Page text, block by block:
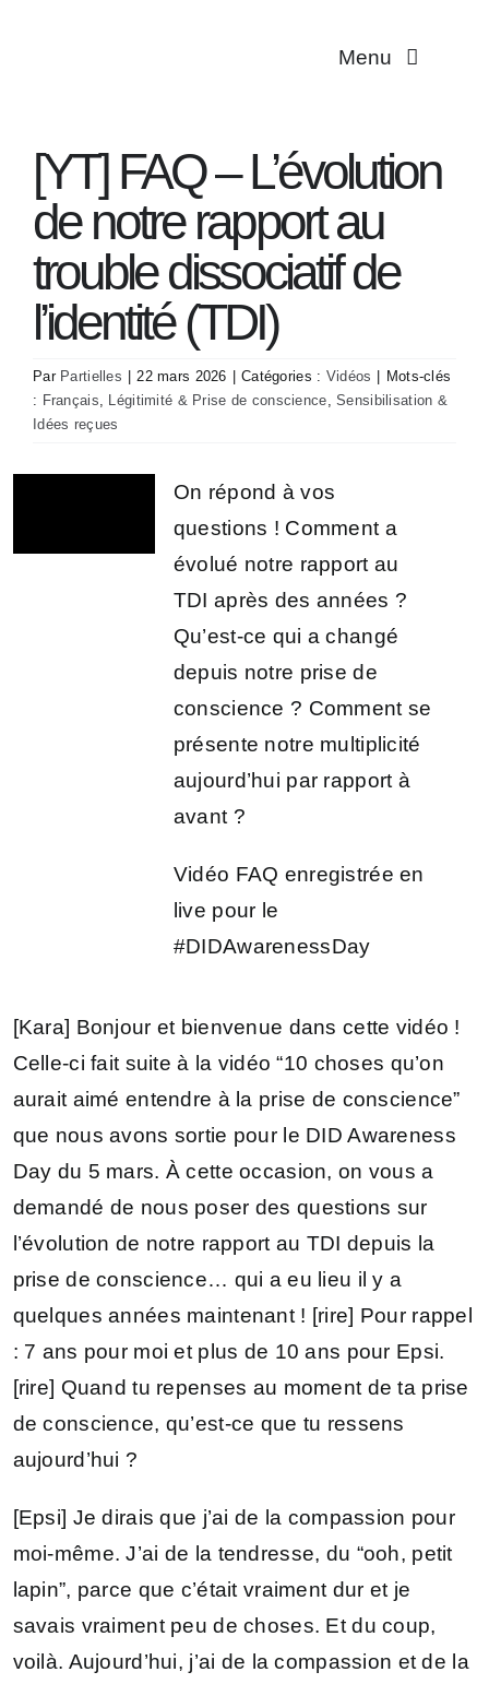
Menu
Troubles
Association
[YT] FAQ – L’évolution
de notre rapport au
trouble dissociatif de
l’identité (TDI)
Par Partielles 22 mars 2026 Catégories : Vidéos
Mots-clés
: Français Légitimité & Prise de conscience ,Sensibilisation &
Idées reçues
On répond à vos
questions ! Comment a
évolué notre rapport au
TDI après des années ?
Qu’est-ce qui a changé
depuis notre prise de
conscience ? Comment se
présente notre multiplicité
aujourd’hui par rapport à
avant ?
Vidéo FAQ enregistrée en
live pour le
#DIDAwarenessDay
[Kara] Bonjour et bienvenue dans cette vidéo !
Celle-ci fait suite à la vidéo “10 choses qu’on
aurait aimé entendre à la prise de conscience”
que nous avons sortie pour le DID Awareness
Day du 5 mars. À cette occasion, on vous a
demandé de nous poser des questions sur
l’évolution de notre rapport au TDI depuis la
prise de conscience… qui a eu lieu il y a
quelques années maintenant ! [rire] Pour rappel
: 7 ans pour moi et plus de 10 ans pour Epsi.
[rire] Quand tu repenses au moment de ta prise
de conscience, qu’est-ce que tu ressens
aujourd’hui ?
[Epsi] Je dirais que j’ai de la compassion pour
moi-même. J’ai de la tendresse, du “ooh, petit
lapin”, parce que c’était vraiment dur et je
savais vraiment peu de choses. Et du coup,
voilà. Aujourd’hui, j’ai de la compassion et de la